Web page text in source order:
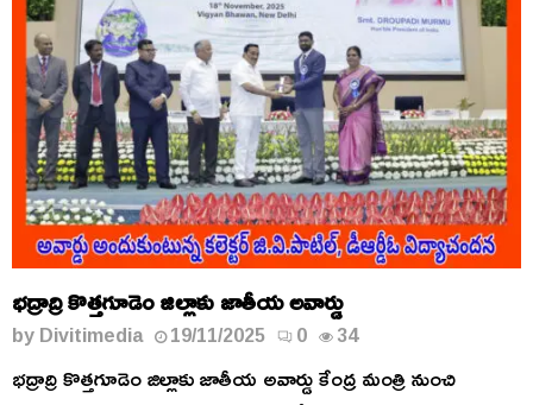
భద్రాద్రి కొత్తగూడెం జిల్లాకు జాతీయ అవార్డు
byDivitimedia 19/11/2025 0 34
భద్రాద్రి కొత్తగూడెం జిల్లాకు జాతీయ అవార్డు కేంద్ర మంత్రి నుంచి